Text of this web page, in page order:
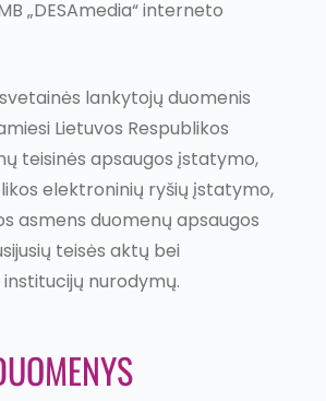
„DESAmedia“ interneto
lankytojų duomenis
Lietuvos Respublikos
teisinės apsaugos įstatymo,
elektroninių ryšių įstatymo,
asmens duomenų apsaugos
teisės aktų bei
nurodymų.